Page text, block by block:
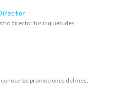
director tus inquietudes.
las promociones del mes: